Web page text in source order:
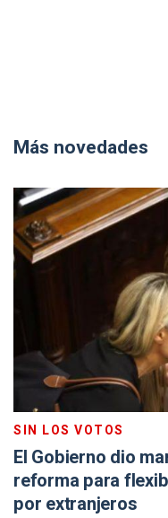
Más novedades
SIN LOS VOTOS
El Gobierno dio
reforma para
por extranjeros